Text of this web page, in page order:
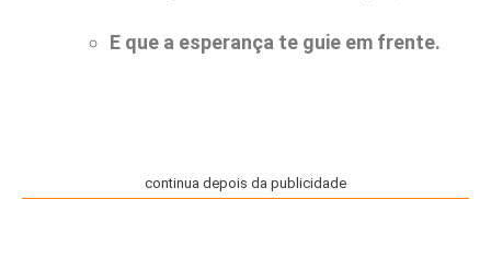
E que a esperança te guie em frente.
continua depois da publicidade